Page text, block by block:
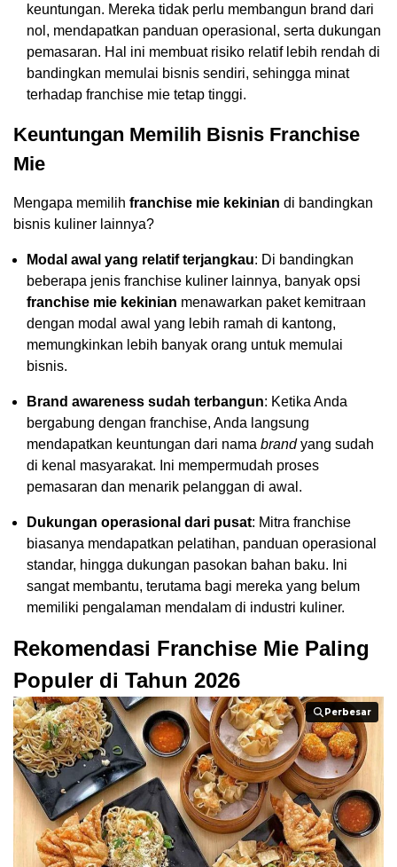
keuntungan. Mereka tidak perlu membangun brand dari
nol, mendapatkan panduan operasional, serta dukungan
pemasaran. Hal ini membuat risiko relatif lebih rendah di
bandingkan memulai bisnis sendiri, sehingga minat
terhadap franchise mie tetap tinggi.
Keuntungan Memilih Bisnis Franchise
Mie
Mengapa memilih franchise mie kekinian di bandingkan
bisnis kuliner lainnya?
Modal awal yang relatif terjangkau: Di bandingkan
beberapa jenis franchise kuliner lainnya, banyak opsi
franchise mie kekinian menawarkan paket kemitraan
dengan modal awal yang lebih ramah di kantong,
memungkinkan lebih banyak orang untuk memulai
bisnis.
Brand awareness sudah terbangun: Ketika Anda
bergabung dengan franchise, Anda langsung
mendapatkan keuntungan dari nama brand yang sudah
di kenal masyarakat. Ini mempermudah proses
pemasaran dan menarik pelanggan di awal.
Dukungan operasional dari pusat: Mitra franchise
biasanya mendapatkan pelatihan, panduan operasional
standar, hingga dukungan pasokan bahan baku. Ini
sangat membantu, terutama bagi mereka yang belum
memiliki pengalaman mendalam di industri kuliner.
Rekomendasi Franchise Mie Paling
Populer di Tahun 2026
Perbesar
Perbesar